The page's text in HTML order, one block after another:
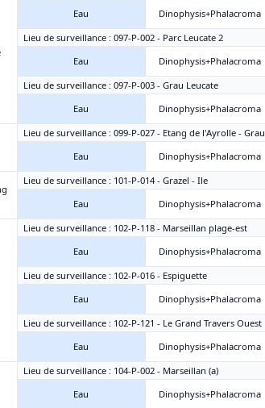
Eau
Dinophysis+Phalacroma
Lieu de surveillance : 097-P-002 - Parc Leucate 2
Eau
Dinophysis+Phalacroma
Lieu de surveillance : 097-P-003 - Grau Leucate
Eau
Dinophysis+Phalacroma
Lieu de surveillance : 099-P-027 - Etang de l'Ayrolle - Grau
Eau
Dinophysis+Phalacroma
Lieu de surveillance : 101-P-014 - Grazel - Ile
Eau
Dinophysis+Phalacroma
Lieu de surveillance : 102-P-118 - Marseillan plage-est
Eau
Dinophysis+Phalacroma
Lieu de surveillance : 102-P-016 - Espiguette
Eau
Dinophysis+Phalacroma
Lieu de surveillance : 102-P-121 - Le Grand Travers Ouest
Eau
Dinophysis+Phalacroma
Lieu de surveillance : 104-P-002 - Marseillan (a)
Eau
Dinophysis+Phalacroma